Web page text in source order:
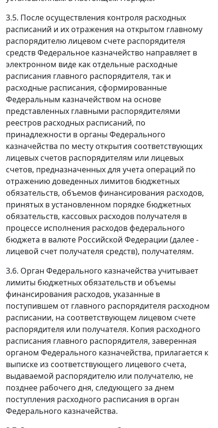
3.5. После осуществления контроля расходных
расписаний и их отражения на открытом главному
распорядителю лицевом счете распорядителя
средств Федеральное казначейство направляет в
электронном виде как отдельные расходные
расписания главного распорядителя, так и
расходные расписания, сформированные
Федеральным казначейством на основе
представленных главными распорядителями
реестров расходных расписаний, по
принадлежности в органы Федерального
казначейства по месту открытия соответствующих
лицевых счетов распорядителям или лицевых
счетов, предназначенных для учета операций по
отражению доведенных лимитов бюджетных
обязательств, объемов финансирования расходов,
принятых в установленном порядке бюджетных
обязательств, кассовых расходов получателя в
процессе исполнения расходов федерального
бюджета в валюте Российской Федерации (далее -
лицевой счет получателя средств), получателям.
3.6. Орган Федерального казначейства учитывает
лимиты бюджетных обязательств и объемы
финансирования расходов, указанные в
поступившем от главного распорядителя расходном
расписании, на соответствующем лицевом счете
распорядителя или получателя. Копия расходного
расписания главного распорядителя, заверенная
органом Федерального казначейства, прилагается к
выписке из соответствующего лицевого счета,
выдаваемой распорядителю или получателю, не
позднее рабочего дня, следующего за днем
поступления расходного расписания в орган
Федерального казначейства.